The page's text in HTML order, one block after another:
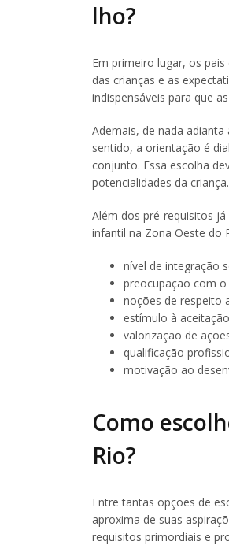
filho?
Em primeiro lugar, os
das crianças e as
indispensáveis para que
Ademais, de nada
sentido, a orientação é
conjunto. Essa escolha
potencialidades da criança.
Além dos pré-requisitos
infantil na Zona Oeste do
nível de integração
preocupação com o
noções de respeito
estímulo à
valorização de
qualificação
motivação ao
Como
Rio?
Entre tantas opções de
aproxima de suas
requisitos primordiais e